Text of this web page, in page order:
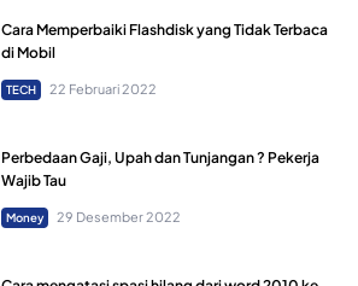
Cara Memperbaiki Flashdisk yang Tidak Terbaca
di Mobil
TECH 22 Februari 2022
Perbedaan Gaji, Upah dan Tunjangan ? Pekerja
Wajib Tau
Money 29 Desember 2022